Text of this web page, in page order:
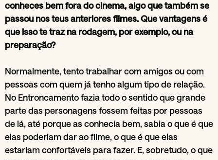
conheces bem fora do cinema, algo que também se
passou nos teus anteriores filmes. Que vantagens é
que isso te traz na rodagem, por exemplo, ou na
preparação?
Normalmente, tento trabalhar com amigos ou com
pessoas com quem já tenho algum tipo de relação.
No Entroncamento fazia todo o sentido que grande
parte das personagens fossem feitas por pessoas
de lá, até porque as conhecia bem, sabia o que é que
elas poderiam dar ao filme, o que é que elas
estariam confortáveis para fazer. E, sobretudo, o que